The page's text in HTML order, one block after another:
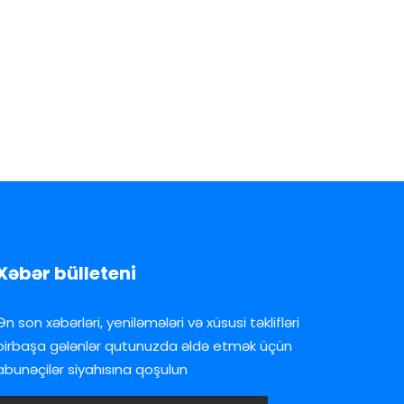
bülleteni
son xəbərləri, yeniləmələri və xüsusi təklifləri
gələnlər qutunuzda əldə etmək üçün
siyahısına qoşulun